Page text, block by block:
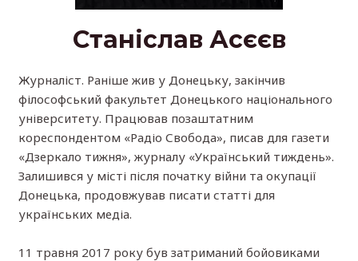
Станіслав Асєєв
Журналіст. Раніше жив у Донецьку, закінчив
філософський факультет Донецького національного
університету. Працював позаштатним
кореспондентом «Радіо Свобода», писав для газети
«Дзеркало тижня», журналу «Український тиждень».
Залишився у місті після початку війни та окупації
Донецька, продовжував писати статті для
українських медіа.
11 травня 2017 року був затриманий бойовиками